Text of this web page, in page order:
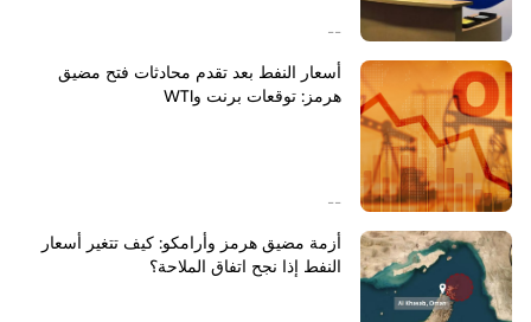
--
أسعار النفط بعد تقدم محادثات فتح مضيق
هرمز: توقعات برنت وWTI
--
أزمة مضيق هرمز وأرامكو: كيف تتغير أسعار
النفط إذا نجح اتفاق الملاحة؟